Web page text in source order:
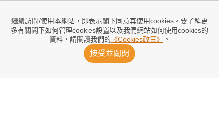
繼續訪問/使用本網站，即表示閣下同意其使用cookies。要了解更
多有關閣下如何管理cookies設置以及我們網站如何使用cookies的
資料，請閱讀我們的 《Cookies政策》 。
接受並關閉
貝安德：恩芬天奴不配領導FIFA
2026/07/31 21:54